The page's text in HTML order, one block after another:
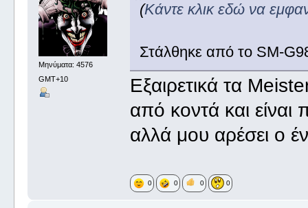
Μηνύματα: 4576
GMT+10
(Κάντε κλικ εδώ να
Στάλθηκε από το SM-
Εξαιρετικά τα
από κοντά και
αλλά μου αρέσει ο
0 0 0 0